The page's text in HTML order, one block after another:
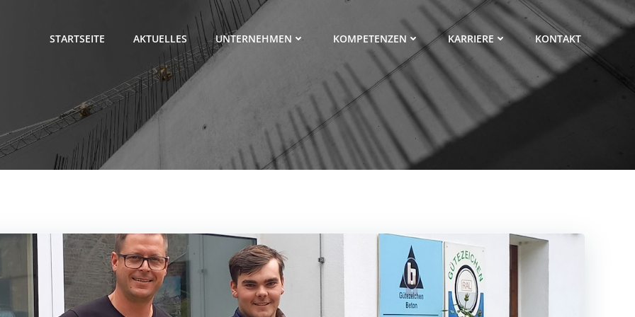
STARTSEITE AKTUELLES UNTERNEHMEN KOMPETENZEN KARRIERE KONTAKT